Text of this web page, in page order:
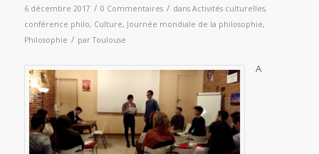
6 décembre 2017 / 0 Commentaires / dans Activités culturelles,
conférence philo, Culture, Journée mondiale de la philosophie,
Philosophie / parToulouse
A